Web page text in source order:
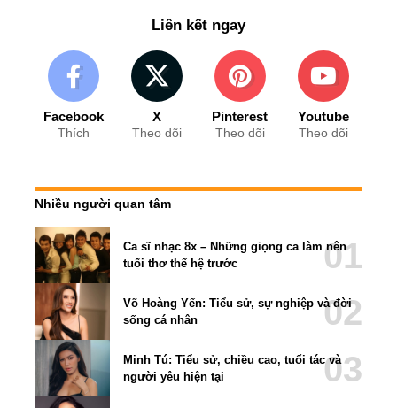
Liên kết ngay
Facebook
Thích
X
Theo dõi
Pinterest
Theo dõi
Youtube
Theo dõi
Nhiều người quan tâm
Ca sĩ nhạc 8x – Những giọng ca làm nên
tuổi thơ thế hệ trước
Võ Hoàng Yến: Tiểu sử, sự nghiệp và đời
sống cá nhân
Minh Tú: Tiểu sử, chiều cao, tuổi tác và
người yêu hiện tại